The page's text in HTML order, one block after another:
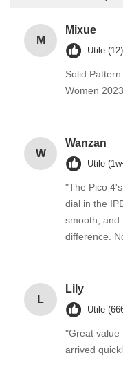
M
Mixue
Utile (12)
Solid
Women
W
Wanzan
Utile
"The Pico
dial in the
smooth, and
difference.
fantastic
manual
sweet spot
strain during
taking the
L
Lily
Utile
"Great value
arrived